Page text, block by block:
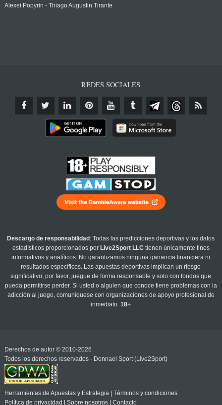
Alexei Popyrin - Thiago Augustin Tirante
REDES SOCIALES
Descargo de responsabilidad : Todas las predicciones deportivas y los datos
estadísticos proporcionados por Live2Sport LLC tienen únicamente fines
informativos y analíticos. No garantizamos ninguna ganancia financiera ni
resultados específicos. Las apuestas deportivas implican un riesgo
significativo; por favor, juegue de forma responsable y solo con fondos que
pueda permitirse perder. Si usted o alguien que conoce tiene problemas con la
adicción al juego, comuníquese con organizaciones de apoyo profesional de
inmediato.18+
Derechos de autor © 2010-2026
Todos los derechos reservados - Donnael Sport (Live2Sport)
Herramientas de Apuestas y Estrategia| Términos y condiciones
Política de privacidad
Sobre nosotros| Contacto